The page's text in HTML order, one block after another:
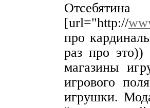
[url="http://
про
раз про
магазины
игрового
игрушки.